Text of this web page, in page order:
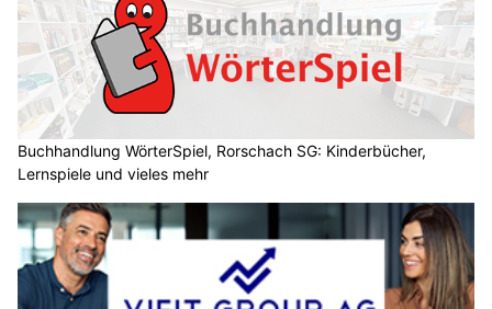
Buchhandlung WörterSpiel, Rorschach SG: Kinderbücher,
Lernspiele und vieles mehr